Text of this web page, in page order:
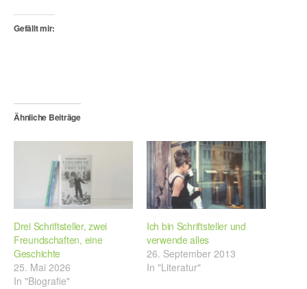
Gefällt mir:
Ähnliche Beiträge
Drei Schriftsteller, zwei
Freundschaften, eine
Geschichte
25. Mai 2026
In "Biografie"
Ich bin Schriftsteller und
verwende alles
26. September 2013
In "Literatur"